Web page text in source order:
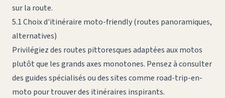
sur la route.
5.1 Choix d'itinéraire moto-friendly (routes panoramiques,
alternatives)
Privilégiez des routes pittoresques adaptées aux motos
plutôt que les grands axes monotones. Pensez à consulter
des guides spécialisés ou des sites comme road-trip-en-
moto pour trouver des itinéraires inspirants.